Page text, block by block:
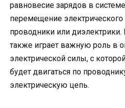
равновесие зарядов в
перемещение электрического
проводники или диэлектрики.
также играет важную роль в
электрической силы, с
будет двигаться по
электрическую цепь.